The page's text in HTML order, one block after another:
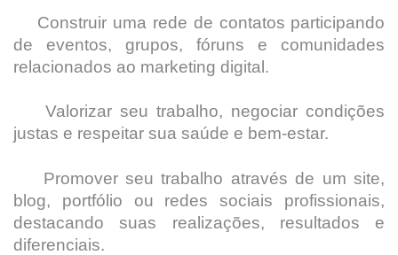
Construir uma rede de contatos participando
de eventos, grupos, fóruns e comunidades
relacionados ao marketing digital.
Valorizar seu trabalho, negociar condições
justas e respeitar sua saúde e bem-estar.
Promover seu trabalho através de um site,
blog, portfólio ou redes sociais profissionais,
destacando suas realizações, resultados e
diferenciais.